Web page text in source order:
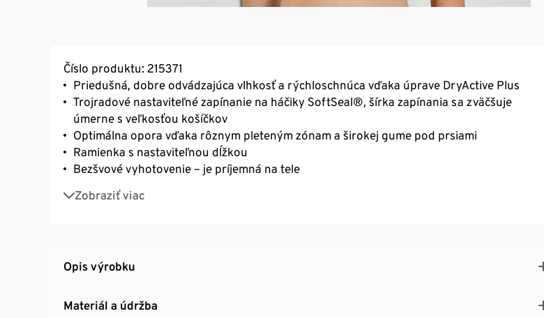
Číslo produktu: 215371
Priedušná, dobre odvádzajúca vlhkosť a rýchloschnúca vďaka úprave DryActive Plus
Trojradové nastaviteľné zapínanie na háčiky SoftSeal®, šírka zapínania sa zväčšuje
úmerne s veľkosťou košíčkov
Optimálna opora vďaka rôznym pleteným zónam a širokej gume pod prsiami
Ramienka s nastaviteľnou dĺžkou
Bezšvové vyhotovenie – je príjemná na tele
Zobraziť viac
So značkovým elastanom: tvarovo stála, perfektne sedí a zároveň umožňuje úplnú voľnosť
pri pohybe
Opis výrobku
Materiál a údržba